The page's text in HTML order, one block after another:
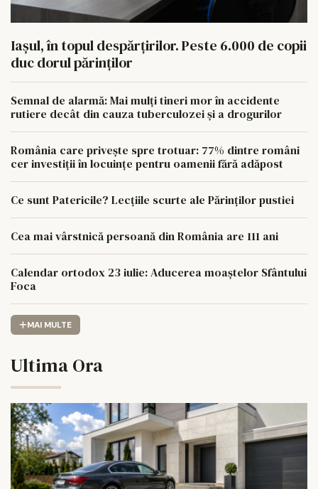
Iașul, în topul despărțirilor. Peste 6.000 de copii
duc dorul părinților
Semnal de alarmă: Mai mulți tineri mor în accidente
rutiere decât din cauza tuberculozei și a drogurilor
România care privește spre trotuar: 77% dintre români
cer investiții în locuințe pentru oamenii fără adăpost
Ce sunt Patericile? Lecțiile scurte ale Părinților pustiei
Cea mai vârstnică persoană din România are 111 ani
Calendar ortodox 23 iulie: Aducerea moaștelor Sfântului
Foca
MAI MULTE
Ultima Ora